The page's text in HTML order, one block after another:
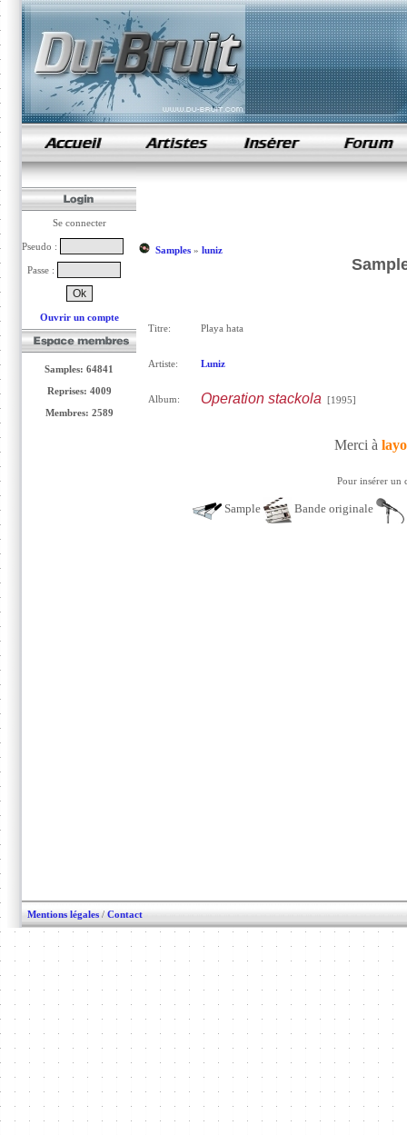
samples de rap
Se connecter
Pseudo :
Passe :
Ouvrir un compte
Samples: 64841
Reprises: 4009
Membres: 2589
Samples» luniz
Titre: Playa hata
Artiste: Luniz
Album: Operation stackola [1995]
Merci à
Pour insérer un
Sample Bande originale
Mentions légales / Contact